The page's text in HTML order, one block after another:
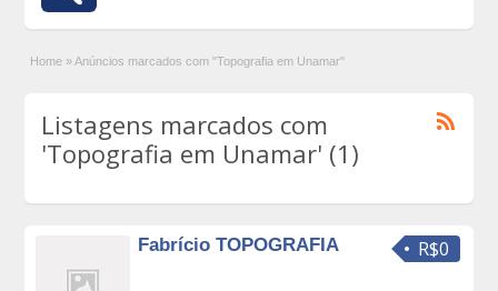
Home » Anúncios marcados com "Topografia em Unamar"
Listagens marcados com
'Topografia em Unamar' (1)
R$0
Fabrício TOPOGRAFIA